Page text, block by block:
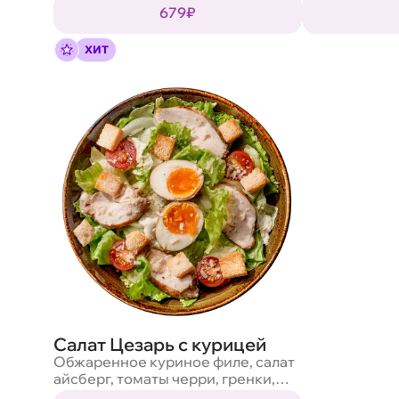
ореховый, соус спайс нью, соус
679₽
корейски,
ХИТ
Салат Цезарь с курицей
Обжаренное куриное филе, салат
айсберг, томаты черри, гренки,